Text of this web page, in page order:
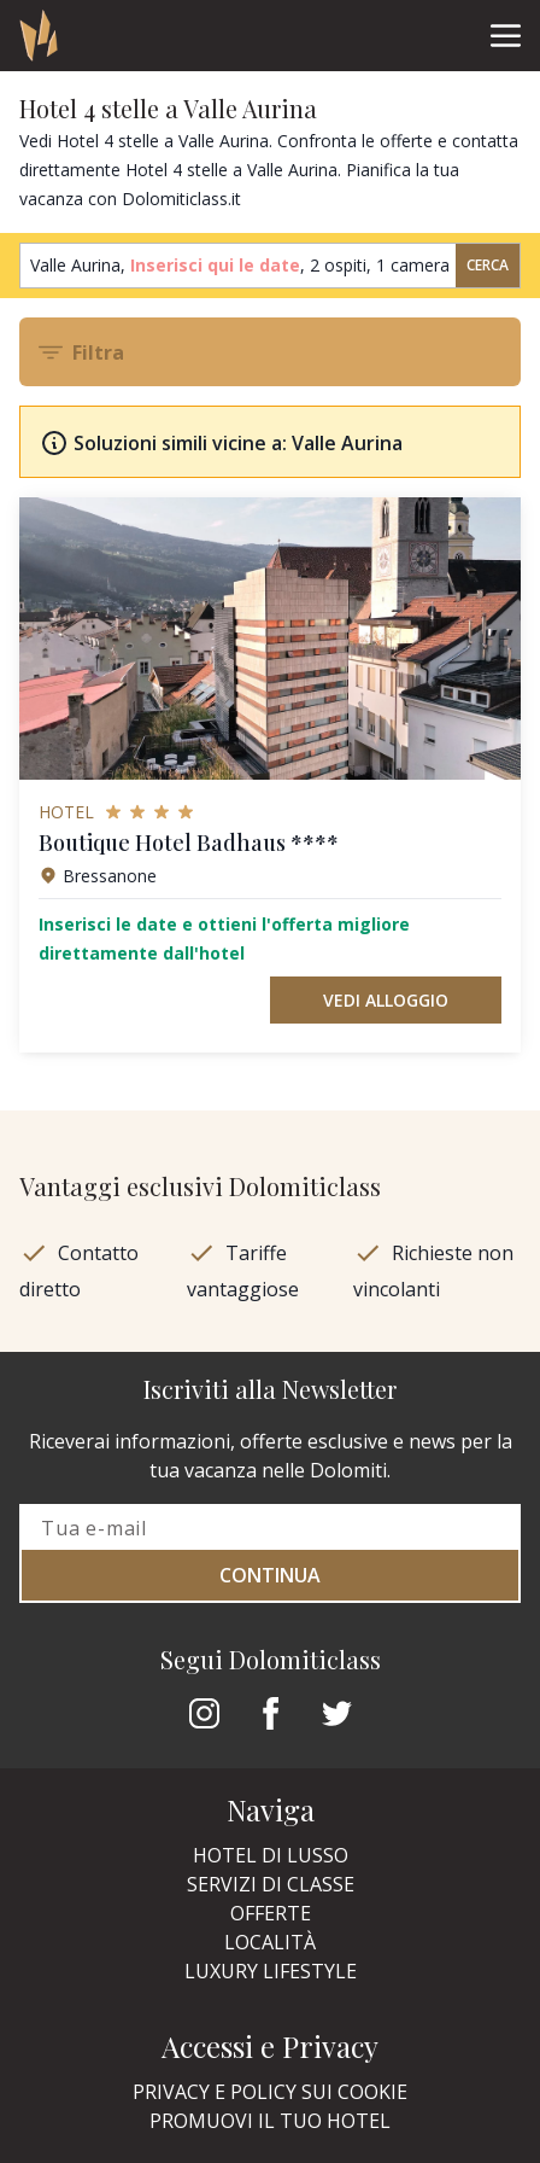
Hotel 4 stelle a Valle Aurina
Vedi Hotel 4 stelle a Valle Aurina. Confronta le offerte e contatta
direttamente Hotel 4 stelle a Valle Aurina. Pianifica la tua
vacanza con Dolomiticlass.it
Valle Aurina, Inserisci qui le date, 2 ospiti, 1 camera CERCA
Filtra
Soluzioni simili vicine a: Valle Aurina
HOTEL
Boutique Hotel Badhaus ****
Bressanone
Inserisci le date e ottieni l'offerta migliore
direttamente dall'hotel
VEDI ALLOGGIO
Vantaggi esclusivi Dolomiticlass
Contatto
diretto
Tariffe
vantaggiose
Richieste non
vincolanti
Segui Dolomiticlass
Iscriviti alla Newsletter
Riceverai informazioni, offerte esclusive e news per la
tua vacanza nelle Dolomiti.
CONTINUA
Naviga
HOTEL DI LUSSO
SERVIZI DI CLASSE
OFFERTE
LOCALITÀ
LUXURY LIFESTYLE
Accessi e Privacy
PRIVACY E POLICY SUI COOKIE
PROMUOVI IL TUO HOTEL